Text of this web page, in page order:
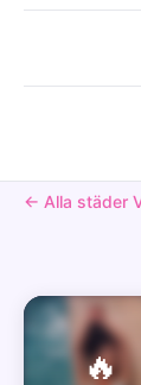
← Alla städer
🔥